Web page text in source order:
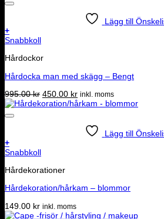
Lägg till
+
Snabbkoll
Hårdockor
Hårdocka man med skägg – Bengt
995.00kr Det
ursprungliga
450.00 krDet
nuvarande
450.00 kr.
inkl. moms
Lägg till
+
Snabbkoll
Hårdekorationer
Hårdekoration/hårkam – blommor
149.00 kr inkl. moms